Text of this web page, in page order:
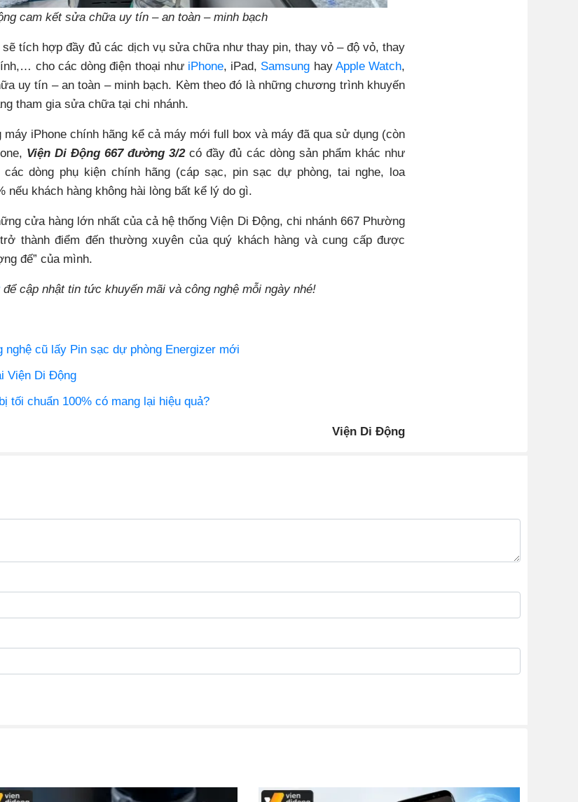
cam kết sửa chữa uy tín – an toàn – minh bạch
tích hợp đầy đủ các dịch vụ sửa chữa như thay pin, thay vỏ – độ vỏ, thay
cho các dòng điện thoại như iPhone, iPad, Samsung hay Apple Watch,
uy tín – an toàn – minh bạch. Kèm theo đó là những chương trình khuyến
tham gia sửa chữa tại chi nhánh.
iPhone chính hãng kể cả máy mới full box và máy đã qua sử dụng (còn
Viện Di Động 667 đường 3/2có đầy đủ các dòng sản phẩm khác như
dòng phụ kiện chính hãng (cáp sạc, pin sạc dự phòng, tai nghe, loa
khách hàng không hài lòng bất kể lý do gì.
cửa hàng lớn nhất của cả hệ thống Viện Di Động, chi nhánh 667 Phường
thành điểm đến thường xuyên của quý khách hàng và cung cấp được
đế” của mình.
để cập nhật tin tức khuyến mãi và công nghệ mỗi ngày nhé!
nghệ cũ lấy Pin sạc dự phòng Energizer mới
Viện Di Động
tối chuẩn 100% có mang lại hiệu quả?
Viện Di Động